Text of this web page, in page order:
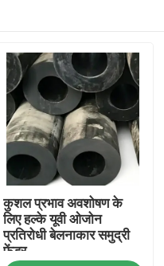
कुशल प्रभाव अवशोषण के
लिए हल्के यूवी ओजोन
प्रतिरोधी बेलनाकार समुद्री
फेंडर